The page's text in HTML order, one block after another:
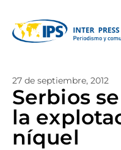
27 de septiembre, 2012
Serbios
la
níquel